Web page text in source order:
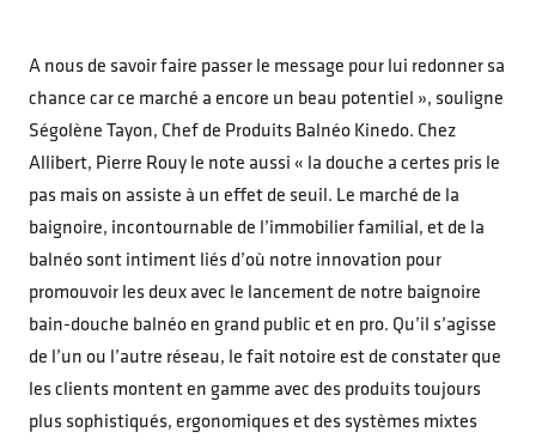
A nous de savoir faire passer le message pour lui redonner sa
chance car ce marché a encore un beau potentiel », souligne
Ségolène Tayon, Chef de Produits Balnéo Kinedo. Chez
Allibert, Pierre Rouy le note aussi « la douche a certes pris le
pas mais on assiste à un effet de seuil. Le marché de la
baignoire, incontournable de l’immobilier familial, et de la
balnéo sont intiment liés d’où notre innovation pour
promouvoir les deux avec le lancement de notre baignoire
bain-douche balnéo en grand public et en pro. Qu’il s’agisse
de l’un ou l’autre réseau, le fait notoire est de constater que
les clients montent en gamme avec des produits toujours
plus sophistiqués, ergonomiques et des systèmes mixtes